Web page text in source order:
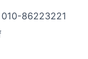
86223221